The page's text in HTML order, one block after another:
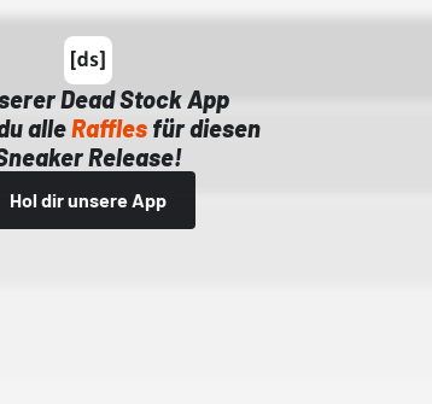
Dead Stock App
alleRaffles für diesen
Release!
Hol dir unsere App